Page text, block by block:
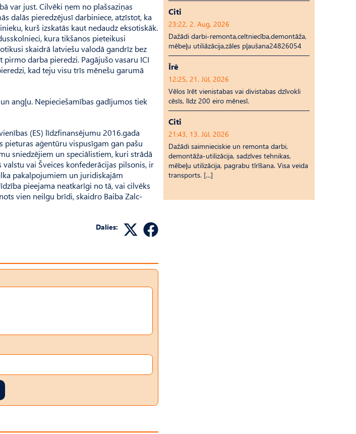
var just. Cil­vēki ņem no plašsaziņas
dalās pieredzējusī darbiniece, atzīstot, ka
kurš izskatās kaut nedaudz eksotiskāk.
kura tikšanos pieteikusi
skaidrā latviešu valodā gandrīz bez
darba pieredzi. Pagājušo vasaru ICI
kad teju visu trīs mēnešu garumā
angļu. Nepieciešamības gadījumos tiek
(ES) līdzfinansējumu 2016.gada
pieturas aģentūru vispusīgam gan pašu
sniedzējiem un speciālistiem, kuri strādā
vai Šveices konfederācijas pilsonis, ir
pakalpojumiem un juridiskajām
pieejama neatkarīgi no tā, vai cilvēks
vien neilgu brīdi, skaidro Baiba Zalc­
Dalies:
Citi
23:22, 2. Aug, 2026
Dažādi darbi-remonta,celtniecība,demontāža,
mēbeļu utiliāzācija,zāles pļaušana24826054
Īrē
12:25, 21. Jūl, 2026
Vēlos īrēt vienistabas vai divistabas dzīvokli
cēsīs, līdz 200 eiro mēnesī.
Citi
21:43, 13. Jūl, 2026
Dažādi saimnieciskie un remonta darbi,
demontāža-utilizācija, sadzīves tehnikas,
mēbeļu utilizācija, pagrabu tīrīšana. Visa veida
transports. […]